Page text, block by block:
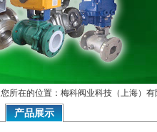
您所在的位置：梅科阀业科技（上海）
产品展示